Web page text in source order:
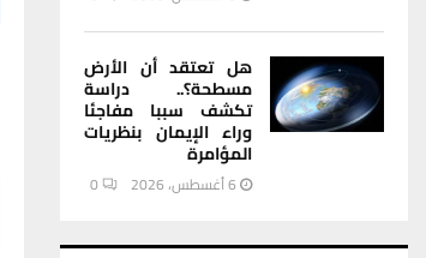
هل تعتقد أن الأرض
مسطحة؟.. دراسة
تكشف سببا مفاجئا
وراء الإيمان بنظريات
المؤامرة
6 أغسطس، 2026 0